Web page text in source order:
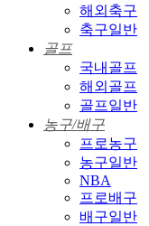
해외축구
축구일반
골프
국내골프
해외골프
골프일반
농구/배구
프로농구
농구일반
NBA
프로배구
배구일반